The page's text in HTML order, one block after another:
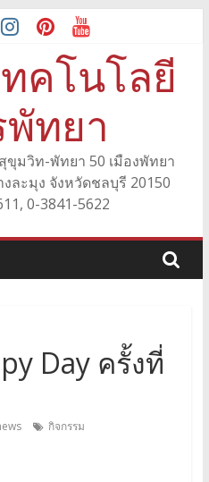
คโนโลยี
ทยา
ขุมวิท-พัทยา 50 เมืองพัทยา
ละมุง จังหวัดชลบุรี 20150
0-3841-5622
Day ครั้งที่
กิจกรรม